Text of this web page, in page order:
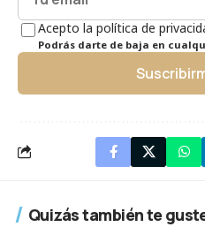
Acepto la política de
Podrás darte de baja en
Quizás también te